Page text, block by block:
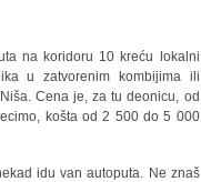
na koridoru 10 kreću lokalni
u zatvorenim kombijima ili
Cena je, za tu deonicu, od
košta od 2 500 do 5 000
idu van autoputa. Ne znaš